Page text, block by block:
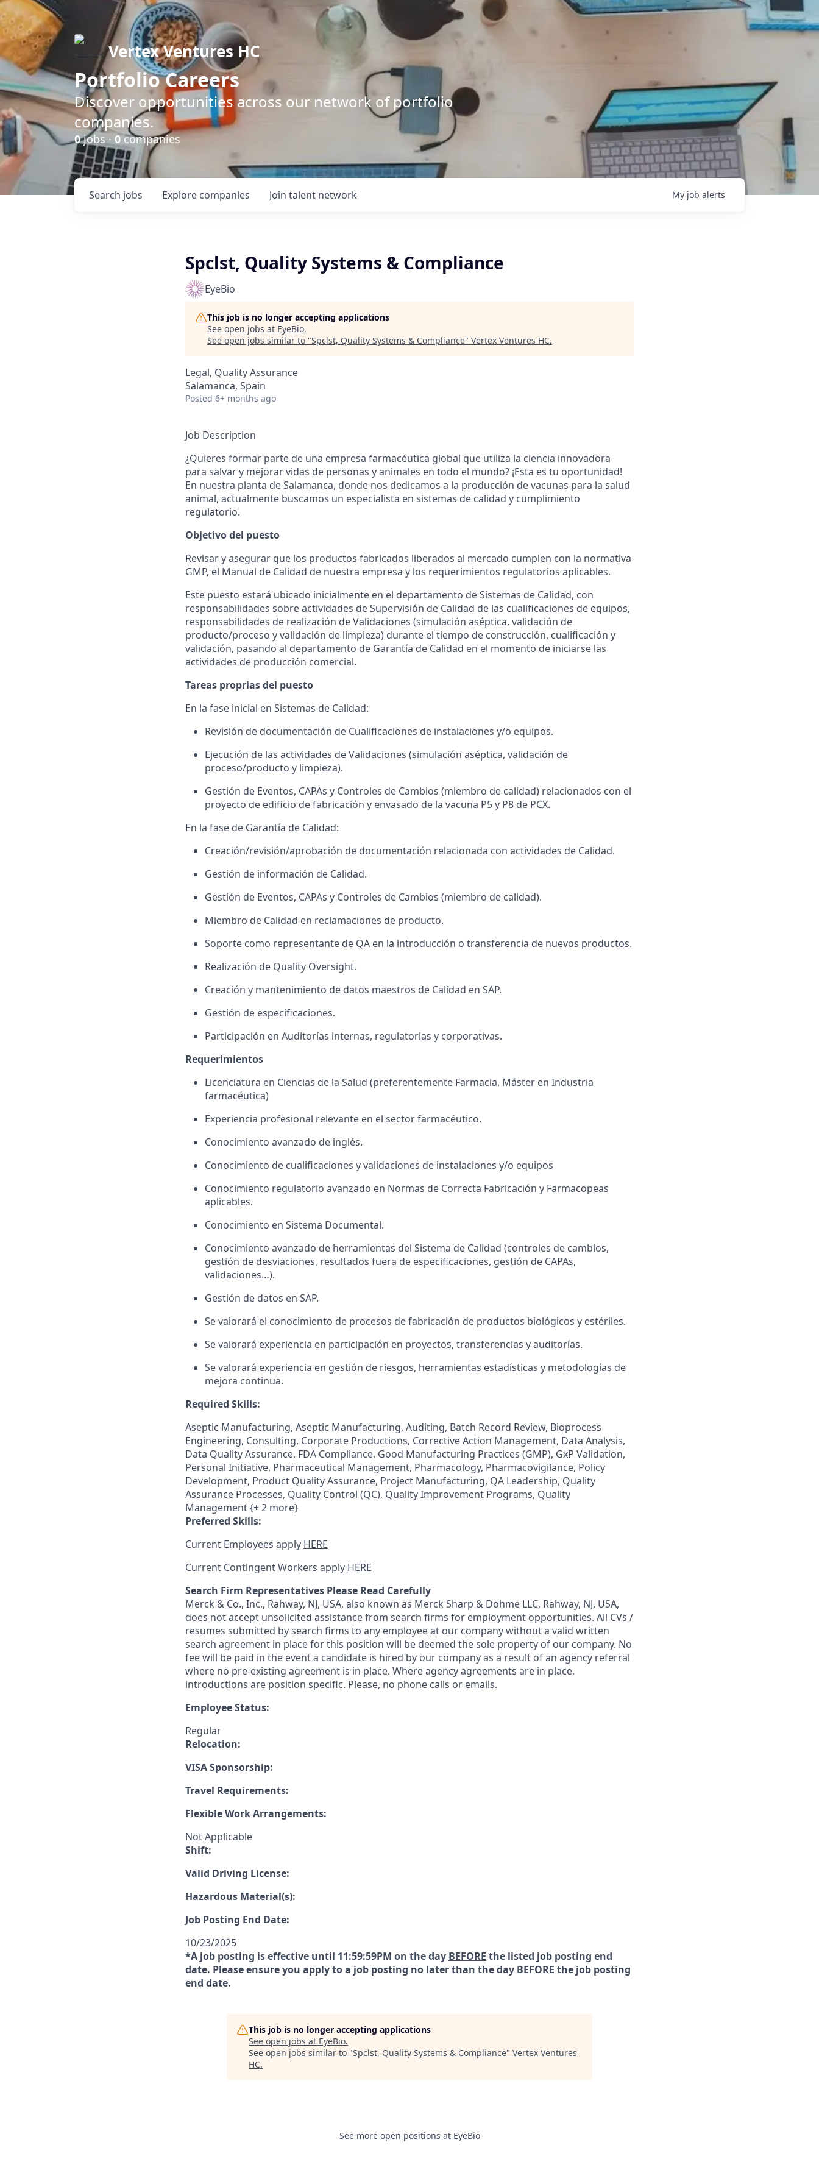
Vertex Ventures HC
Portfolio Careers
Discover opportunities across our network of portfolio
companies.
0jobs · 0companies
Search jobs Explore companies Join talent network My job alerts
Spclst, Quality Systems & Compliance
EyeBio
This job is no longer accepting applications
See open jobs at EyeBio.
See open jobs similar to "Spclst, Quality Systems & Compliance" Vertex Ventures HC.
Legal, Quality Assurance
Salamanca, Spain
Posted 6+ months ago
Job Description
¿Quieres formar parte de una empresa farmacéutica global que utiliza la ciencia innovadora
para salvar y mejorar vidas de personas y animales en todo el mundo? ¡Esta es tu oportunidad!
En nuestra planta de Salamanca, donde nos dedicamos a la producción de vacunas para la salud
animal, actualmente buscamos un especialista en sistemas de calidad y cumplimiento
regulatorio.
Objetivo del puesto
Revisar y asegurar que los productos fabricados liberados al mercado cumplen con la normativa
GMP, el Manual de Calidad de nuestra empresa y los requerimientos regulatorios aplicables.
Este puesto estará ubicado inicialmente en el departamento de Sistemas de Calidad, con
responsabilidades sobre actividades de Supervisión de Calidad de las cualificaciones de equipos,
responsabilidades de realización de Validaciones (simulación aséptica, validación de
producto/proceso y validación de limpieza) durante el tiempo de construcción, cualificación y
validación, pasando al departamento de Garantía de Calidad en el momento de iniciarse las
actividades de producción comercial.
Tareas proprias del puesto
En la fase inicial en Sistemas de Calidad:
Revisión de documentación de Cualificaciones de instalaciones y/o equipos.
Ejecución de las actividades de Validaciones (simulación aséptica, validación de
proceso/producto y limpieza).
Gestión de Eventos, CAPAs y Controles de Cambios (miembro de calidad) relacionados con el
proyecto de edificio de fabricación y envasado de la vacuna P5 y P8 de PCX.
En la fase de Garantía de Calidad:
Creación/revisión/aprobación de documentación relacionada con actividades de Calidad.
Gestión de información de Calidad.
Gestión de Eventos, CAPAs y Controles de Cambios (miembro de calidad).
Miembro de Calidad en reclamaciones de producto.
Soporte como representante de QA en la introducción o transferencia de nuevos productos.
Realización de Quality Oversight.
Creación y mantenimiento de datos maestros de Calidad en SAP.
Gestión de especificaciones.
Participación en Auditorías internas, regulatorias y corporativas.
Requerimientos
Licenciatura en Ciencias de la Salud (preferentemente Farmacia, Máster en Industria
farmacéutica)
Experiencia profesional relevante en el sector farmacéutico.
Conocimiento avanzado de inglés.
Conocimiento de cualificaciones y validaciones de instalaciones y/o equipos
Conocimiento regulatorio avanzado en Normas de Correcta Fabricación y Farmacopeas
aplicables.
Conocimiento en Sistema Documental.
Conocimiento avanzado de herramientas del Sistema de Calidad (controles de cambios,
gestión de desviaciones, resultados fuera de especificaciones, gestión de CAPAs,
validaciones…).
Gestión de datos en SAP.
Se valorará el conocimiento de procesos de fabricación de productos biológicos y estériles.
Se valorará experiencia en participación en proyectos, transferencias y auditorías.
Se valorará experiencia en gestión de riesgos, herramientas estadísticas y metodologías de
mejora continua.
Required Skills:
Aseptic Manufacturing, Aseptic Manufacturing, Auditing, Batch Record Review, Bioprocess
Engineering, Consulting, Corporate Productions, Corrective Action Management, Data Analysis,
Data Quality Assurance, FDA Compliance, Good Manufacturing Practices (GMP), GxP Validation,
Personal Initiative, Pharmaceutical Management, Pharmacology, Pharmacovigilance, Policy
Development, Product Quality Assurance, Project Manufacturing, QA Leadership, Quality
Assurance Processes, Quality Control (QC), Quality Improvement Programs, Quality
Management {+ 2 more}
Preferred Skills:
Current Employees apply HERE
Current Contingent Workers apply HERE
Search Firm Representatives Please Read Carefully
Merck & Co., Inc., Rahway, NJ, USA, also known as Merck Sharp & Dohme LLC, Rahway, NJ, USA,
does not accept unsolicited assistance from search firms for employment opportunities. All CVs /
resumes submitted by search firms to any employee at our company without a valid written
search agreement in place for this position will be deemed the sole property of our company. No
fee will be paid in the event a candidate is hired by our company as a result of an agency referral
where no pre-existing agreement is in place. Where agency agreements are in place,
introductions are position specific. Please, no phone calls or emails.
Employee Status:
Regular
Relocation:
VISA Sponsorship:
Travel Requirements:
Flexible Work Arrangements:
Not Applicable
Shift:
Valid Driving License:
Hazardous Material(s):
Job Posting End Date:
10/23/2025
*A job posting is effective until 11:59:59PM on the day BEFORE the listed job posting end
date. Please ensure you apply to a job posting no later than the day BEFORE the job posting
end date.
This job is no longer accepting applications
See open jobs at EyeBio.
See open jobs similar to "Spclst, Quality Systems & Compliance" Vertex Ventures
HC.
See more open positions at EyeBio